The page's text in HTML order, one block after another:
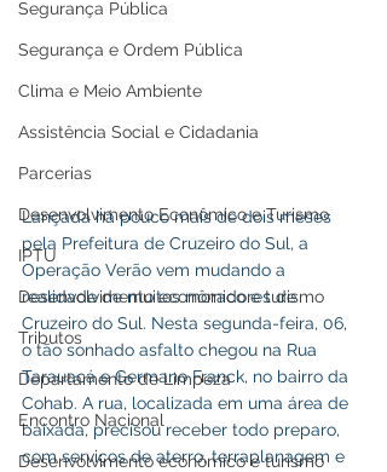
Segurança Pública
Segurança e Ordem Pública
Clima e Meio Ambiente
Assistência Social e Cidadania
Parcerias
Desenvolvimento Econômico e Turismo
IPTU
Desenvolvimento econômico e turismo
Tributos
Departamento de Limpeza
Encontro Nacional
Desenvolvimento econômico e turismo
Lançada há pouco mais de dois meses
pela Prefeitura de Cruzeiro do Sul, a
Operação Verão vem mudando a
realidade de muitos moradores de
Cruzeiro do Sul. Nesta segunda-feira, 06,
o tão sonhado asfalto chegou na Rua
Tarauacá e Germano Franck, no bairro da
Cohab. A rua, localizada em uma área de
baixada, precisou receber todo preparo,
com serviços de aterro, terraplanagem e